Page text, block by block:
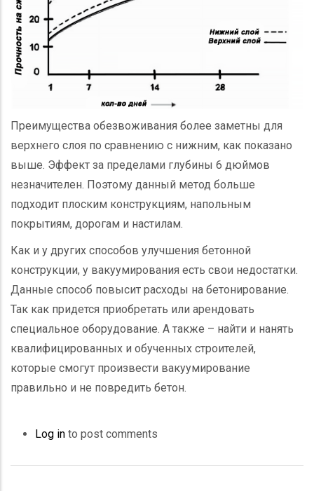
Преимущества обезвоживания более заметны для
верхнего слоя по сравнению с нижним, как показано
выше. Эффект за пределами глубины 6 дюймов
незначителен. Поэтому данный метод больше
подходит плоским конструкциям, напольным
покрытиям, дорогам и настилам.
Как и у других способов улучшения бетонной
конструкции, у вакуумирования есть свои недостатки.
Данные способ повысит расходы на бетонирование.
Так как придется приобретать или арендовать
специальное оборудование. А также – найти и нанять
квалифицированных и обученных строителей,
которые смогут произвести вакуумирование
правильно и не повредить бетон.
Log in to post comments